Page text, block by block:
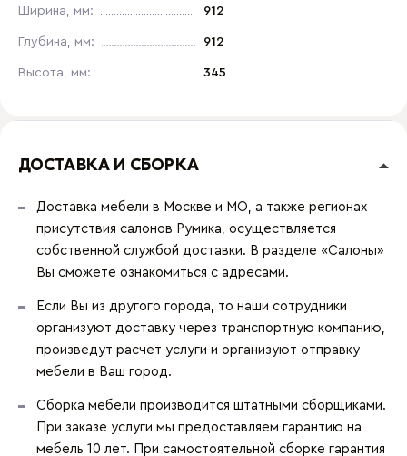
Ширина, мм: 912
Глубина, мм: 912
Высота, мм: 345
ДОСТАВКА И СБОРКА
Доставка мебели в Москве и МО, а также регионах
присутствия салонов Румика, осуществляется
собственной службой доставки. В разделе «Салоны»
Вы сможете ознакомиться с адресами.
Если Вы из другого города, то наши сотрудники
организуют доставку через транспортную компанию,
произведут расчет услуги и организуют отправку
мебели в Ваш город.
Сборка мебели производится штатными сборщиками.
При заказе услуги мы предоставляем гарантию на
мебель 10 лет. При самостоятельной сборке гарантия